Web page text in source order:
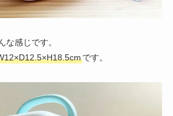
な感じです。
です。